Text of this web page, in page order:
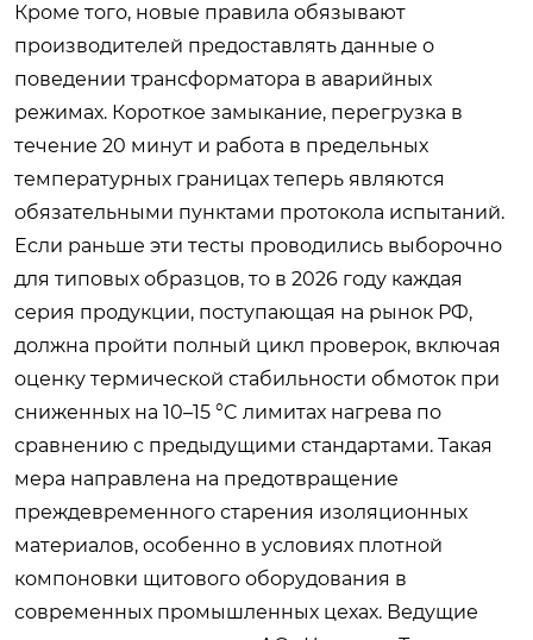
Кроме того, новые правила обязывают
производителей предоставлять данные о
поведении трансформатора в аварийных
режимах. Короткое замыкание, перегрузка в
течение 20 минут и работа в предельных
температурных границах теперь являются
обязательными пунктами протокола испытаний.
Если раньше эти тесты проводились выборочно
для типовых образцов, то в 2026 году каждая
серия продукции, поступающая на рынок РФ,
должна пройти полный цикл проверок, включая
оценку термической стабильности обмоток при
сниженных на 10–15 °C лимитах нагрева по
сравнению с предыдущими стандартами. Такая
мера направлена на предотвращение
преждевременного старения изоляционных
материалов, особенно в условиях плотной
компоновки щитового оборудования в
современных промышленных цехах. Ведущие